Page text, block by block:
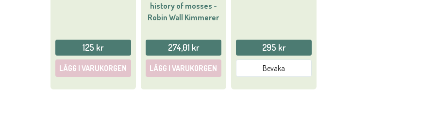
125 kr
LÄGG I VARUKORGEN
history of mosses -
Robin Wall Kimmerer
274,01 kr
LÄGG I VARUKORGEN
295 kr
Bevaka